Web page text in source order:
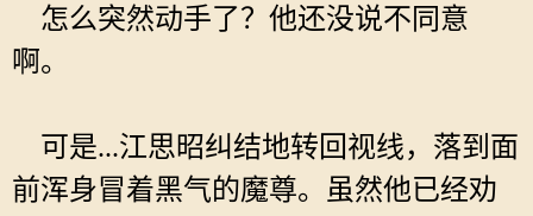
怎么突然动手了？他还没说不同意
啊。
可是...江思昭纠结地转回视线，落到面
前浑身冒着黑气的魔尊。虽然他已经劝